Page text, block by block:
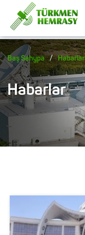
Baş Sahypa / Habarlar
Habarlar